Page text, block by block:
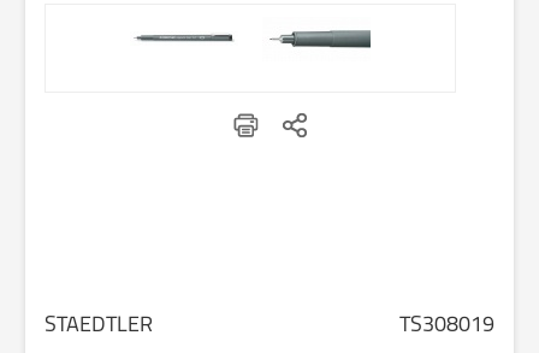
STAEDTLER TS308019